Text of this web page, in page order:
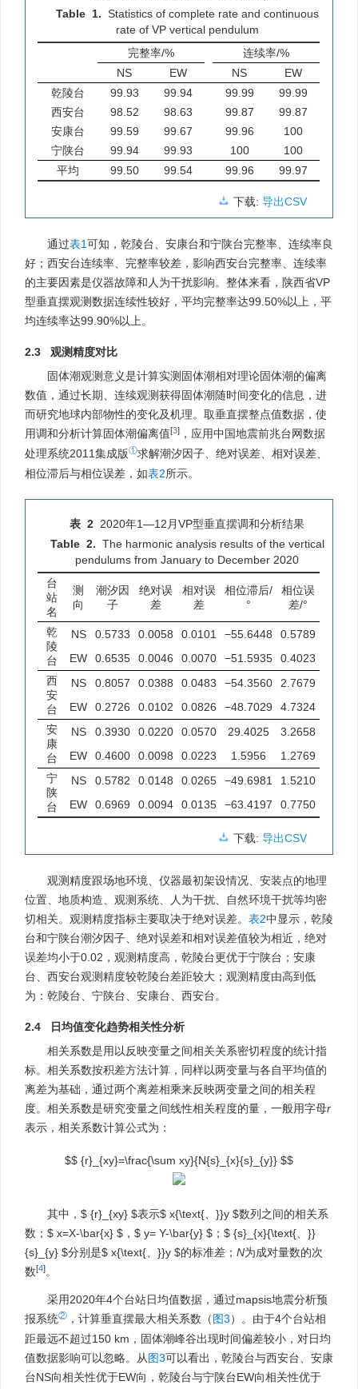
Table 1. Statistics of complete rate and continuous
rate of VP vertical pendulum
完整率/%
连续率/%
NS
EW NS
EW
乾陵台
99.93 99.94 99.99
99.99
西安台
98.52 98.63 99.87
99.87
安康台
99.59 99.67 99.96
100
宁陕台
99.94 99.93 100
100
平均
99.50 99.54 99.96 99.97
下载: 导出CSV
通过表1可知，乾陵台、安康台和宁陕台完整率、连续率良
好；西安台连续率、完整率较差，影响西安台完整率、连续率
的主要因素是仪器故障和人为干扰影响。整体来看，陕西省VP
型垂直摆观测数据连续性较好，平均完整率达99.50%以上，平
均连续率达99.90%以上。
2.3 观测精度对比
固体潮观测意义是计算实测固体潮相对理论固体潮的偏离
数值，通过长期、连续观测获得固体潮随时间变化的信息，进
而研究地球内部物性的变化及机理。取垂直摆整点值数据，使
用调和分析计算固体潮偏离值[3] ，应用中国地震前兆台网数据
处理系统2011集成版①求解潮汐因子、绝对误差、相对误差、
相位滞后与相位误差，如表2所示。
表 2 2020年1—12月VP型垂直摆调和分析结果
Table 2. The harmonic analysis results of the vertical
pendulums from January to December 2020
台
站
名
测
向
潮汐因
子
绝对误
差
相对误
差
相位滞后/
°
相位误
差/°
乾
陵
台
NS 0.5733 0.0058 0.0101 −55.6448
0.5789
EW
0.6535 0.0046 0.0070 −51.5935
0.4023
西
安
台
NS 0.8057 0.0388 0.0483 −54.3560
2.7679
EW
0.2726 0.0102 0.0826 −48.7029
4.7324
安
康
台
NS 0.3930 0.0220 0.0570 29.4025
3.2658
EW
0.4600 0.0098 0.0223 1.5956
1.2769
宁
陕
台
NS 0.5782 0.0148 0.0265 −49.6981
1.5210
EW
0.6969 0.0094 0.0135 −63.4197 0.7750
下载: 导出CSV
观测精度跟场地环境、仪器最初架设情况、安装点的地理
位置、地质构造、观测系统、人为干扰、自然环境干扰等均密
切相关。观测精度指标主要取决于绝对误差。 表2中显示，乾陵
台和宁陕台潮汐因子、绝对误差和相对误差值较为相近，绝对
误差均小于0.02，观测精度高，乾陵台更优于宁陕台；安康
台、西安台观测精度较乾陵台差距较大；观测精度由高到低
为：乾陵台、宁陕台、安康台、西安台。
2.4 日均值变化趋势相关性分析
相关系数是用以反映变量之间相关关系密切程度的统计指
标。相关系数按积差方法计算，同样以两变量与各自平均值的
离差为基础，通过两个离差相乘来反映两变量之间的相关程
度。相关系数是研究变量之间线性相关程度的量，一般用字母r
表示，相关系数计算公式为：
$$ {r}_{xy}=\frac{\sum xy}{N{s}_{x}{s}_{y}} $$
其中， $ {r}_{xy} $表示$ x{\text{、}}y $数列之间的相关系
数； $ x=X-\bar{x} $ ， $ y= Y-\bar{y} $ ； $ {s}_{x}{\text{、}}
{s}_{y} $分别是$ x{\text{、}}y $的标准差； N为成对量数的次
数[4]。
采用2020年4个台站日均值数据，通过mapsis地震分析预
报系统② ，计算垂直摆最大相关系数（图3）。由于4个台站相
距最远不超过150 km，固体潮峰谷出现时间偏差较小，对日均
值数据影响可以忽略。从图3可以看出，乾陵台与西安台、安康
台NS向相关性优于EW向，乾陵台与宁陕台EW向相关性优于